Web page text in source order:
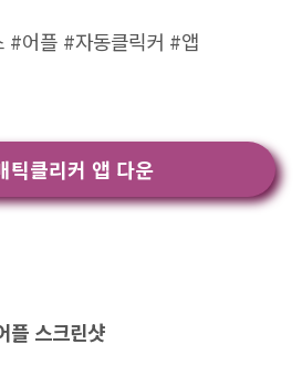
#어플 #자동클릭커 #앱
틱클리커 앱 다운
플 스크린샷